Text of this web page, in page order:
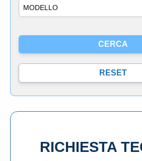
RICHIESTA